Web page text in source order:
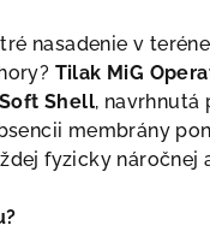
nasadenie v
Tilak MiG
Soft Shell, navrhnutá
membrány
fyzicky náročnej